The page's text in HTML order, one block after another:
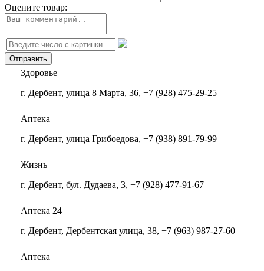
Оцените товар:
Здоровье
г. Дербент, улица 8 Марта, 36, +7 (928) 475-29-25
Аптека
г. Дербент, улица Грибоедова, +7 (938) 891-79-99
Жизнь
г. Дербент, бул. Дудаева, 3, +7 (928) 477-91-67
Аптека 24
г. Дербент, Дербентская улица, 38, +7 (963) 987-27-60
Аптека